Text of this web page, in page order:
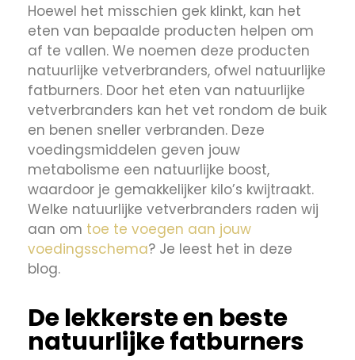
Hoewel het misschien gek klinkt, kan het
eten van bepaalde producten helpen om
af te vallen. We noemen deze producten
natuurlijke vetverbranders, ofwel natuurlijke
fatburners. Door het eten van natuurlijke
vetverbranders kan het vet rondom de buik
en benen sneller verbranden. Deze
voedingsmiddelen geven jouw
metabolisme een natuurlijke boost,
waardoor je gemakkelijker kilo’s kwijtraakt.
Welke natuurlijke vetverbranders raden wij
aan om toe te voegen aan jouw
voedingsschema? Je leest het in deze
blog.
De lekkerste en beste
natuurlijke fatburners